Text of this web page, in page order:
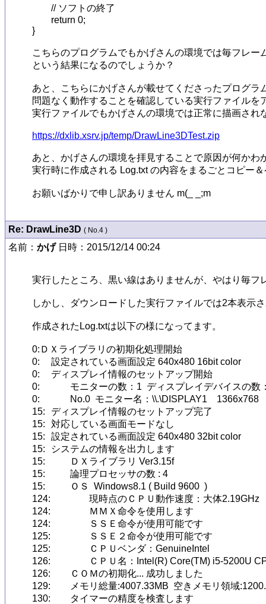
}
こちらのプログラムでもかげさんの環境では毎フレ
という結果になるのでしょうか？
あと、こちらにかげさんが載せてくださったプログラ
問題なく動作することを確認している実行ファイル
実行ファイルでもかげさんの環境では正常に描画され
https://dxlib.xsrv.jp/temp/DrawLine3DTest.zip
あと、かげさんの環境を拝見することで原因が何か
実行時に作成される Log.txt の内容をまるごとコピー
お願いばかりで申し訳ありません m(_ _;m
Re: DrawLine3D ( No.4 )
名前： かげ日時：2015/12/14 00:24
実行したところ、黒い線はありませんが、やはり毎フ
しかし、ダウンロードした実行ファイルでは2本表示
作成されたLog.txtは以下の様になってます。
0:ＤＸライブラリの初期化処理開始
0:	設定されている画面設定 640x480 16bit color
0:	ディスプレイ情報のセットアップ開始
0:		モニターの数：1  ディスプレイデバイスの数：3
0:		No.0  モニター名：\\.\DISPLAY1　1366x768　32bit　60Hz
15:	ディスプレイ情報のセットアップ完了
15:	対応している画面モードなし
15:	設定されている画面設定 640x480 32bit color
15:	システムの情報を出力します
15:		ＤＸライブラリ Ver3.15f
15:		論理プロセッサの数 : 4
15:		ＯＳ  Windows8.1 ( Build 9600  )
124:		現時点のＣＰＵ動作速度：大体2.19GHz
124:		ＭＭＸ命令を使用します
124:		ＳＳＥ命令が使用可能です
125:		ＳＳＥ２命令が使用可能です
125:		ＣＰＵベンダ：GenuineIntel
126:		ＣＰＵ名：Intel(R) Core(TM) i5-5200U CPU @ 2.20GHz
126:	ＣＯＭの初期化... 成功しました
129:	メモリ総量:4007.33MB  空きメモリ領域:1200.69MB
130:	タイマーの精度を検査します